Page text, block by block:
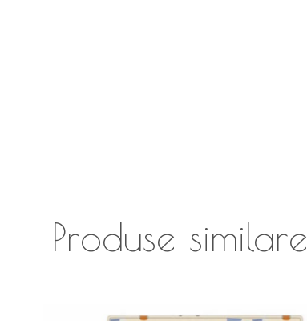
Produse similare